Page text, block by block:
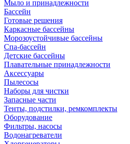
Мыло и принадлежности
Бассейн
Готовые решения
Каркасные бассейны
Морозоустойчивые бассейны
Спа-бассейн
Детские бассейны
Плавательные принадлежности
Аксессуары
Пылесосы
Наборы для чистки
Запасные части
Тенты, подстилки, ремкомплекты
Оборудование
Фильтры, насосы
Водонагреватели